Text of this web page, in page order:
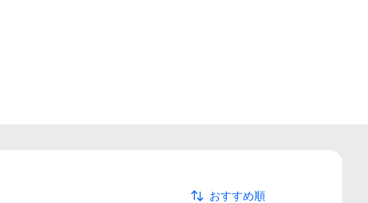
おすすめ順